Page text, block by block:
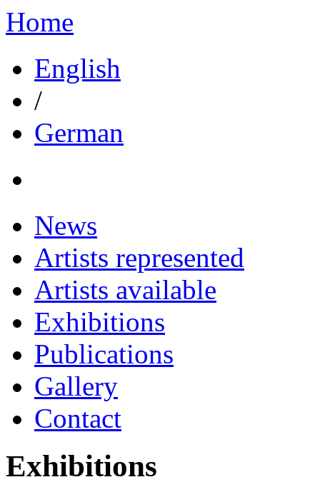
Home
English
/
German
News
Artists represented
Artists available
Exhibitions
Publications
Gallery
Contact
Exhibitions